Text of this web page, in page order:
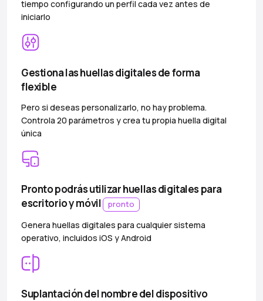
tiempo configurando un perfil cada vez antes de
iniciarlo
Gestiona las huellas digitales de forma
flexible
Pero si deseas personalizarlo, no hay problema.
Controla 20 parámetros y crea tu propia huella digital
única
Pronto podrás utilizar huellas digitales para
escritorio y móvil
pronto
Genera huellas digitales para cualquier sistema
operativo, incluidos iOS y Android
Suplantación del nombre del dispositivo